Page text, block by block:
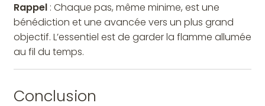
Rappel : Chaque pas, même minime, est une
bénédiction et une avancée vers un plus grand
objectif. L’essentiel est de garder la flamme allumée
au fil du temps.
Conclusion